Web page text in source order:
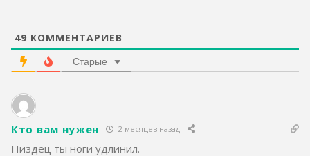
49 КОММЕНТАРИЕВ
Старые
Кто вам нужен 2 месяцев назад
Пиздец ты ноги удлинил.